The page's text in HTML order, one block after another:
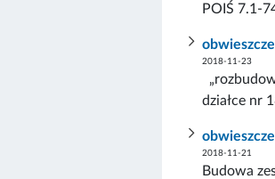
POIŚ 7.1-
2018-11-23
działce nr
2018-11-21
Budowa